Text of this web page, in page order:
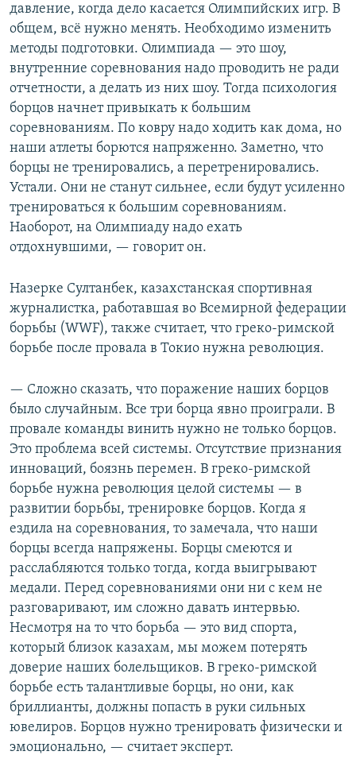
давление, когда дело касается Олимпийских игр. В
общем, всё нужно менять. Необходимо изменить
методы подготовки. Олимпиада — это шоу,
внутренние соревнования надо проводить не ради
отчетности, а делать из них шоу. Тогда психология
борцов начнет привыкать к большим
соревнованиям. По ковру надо ходить как дома, но
наши атлеты борются напряженно. Заметно, что
борцы не тренировались, а перетренировались.
Устали. Они не станут сильнее, если будут усиленно
тренироваться к большим соревнованиям.
Наоборот, на Олимпиаду надо ехать
отдохнувшими, — говорит он.
Назерке Султанбек, казахстанская спортивная
журналистка, работавшая во Всемирной федерации
борьбы (WWF), также считает, что греко-римской
борьбе после провала в Токио нужна революция.
— Сложно сказать, что поражение наших борцов
было случайным. Все три борца явно проиграли. В
провале команды винить нужно не только борцов.
Это проблема всей системы. Отсутствие признания
инноваций, боязнь перемен. В греко-римской
борьбе нужна революция целой системы — в
развитии борьбы, тренировке борцов. Когда я
ездила на соревнования, то замечала, что наши
борцы всегда напряжены. Борцы смеются и
расслабляются только тогда, когда выигрывают
медали. Перед соревнованиями они ни с кем не
разговаривают, им сложно давать интервью.
Несмотря на то что борьба — это вид спорта,
который близок казахам, мы можем потерять
доверие наших болельщиков. В греко-римской
борьбе есть талантливые борцы, но они, как
бриллианты, должны попасть в руки сильных
ювелиров. Борцов нужно тренировать физически и
эмоционально, — считает эксперт.